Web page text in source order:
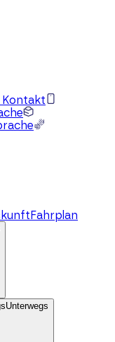
Kontakt
Fahrplan
Unterwegs